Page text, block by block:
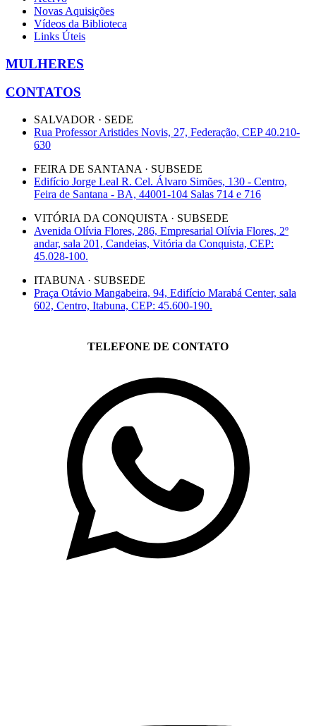
Novas Aquisições
Vídeos da Biblioteca
Links Úteis
MULHERES
CONTATOS
SALVADOR · SEDE
Rua Professor Aristides Novis, 27, Federação, CEP 40.210-
630
FEIRA DE SANTANA · SUBSEDE
Edifício Jorge Leal R. Cel. Álvaro Simões, 130 - Centro,
Feira de Santana - BA, 44001-104 Salas 714 e 716
VITÓRIA DA CONQUISTA · SUBSEDE
Avenida Olívia Flores, 286, Empresarial Olívia Flores, 2º
andar, sala 201, Candeias, Vitória da Conquista, CEP:
45.028-100.
ITABUNA · SUBSEDE
Praça Otávio Mangabeira, 94, Edifício Marabá Center, sala
602, Centro, Itabuna, CEP: 45.600-190.
TELEFONE DE CONTATO